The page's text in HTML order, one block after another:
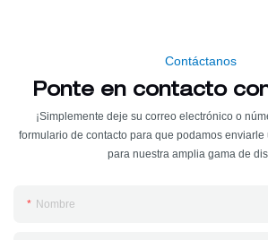
Contáctanos
Ponte en contacto
¡Simplemente deje su correo electrónico o
formulario de contacto para que podamos
para nuestra amplia gama de
Nombre